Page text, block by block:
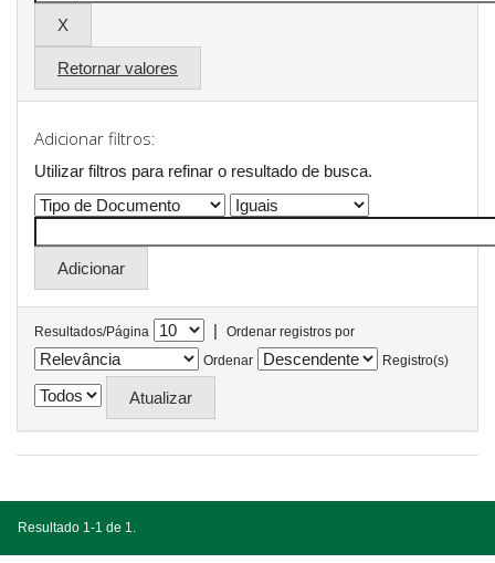
Retornar valores
Adicionar filtros:
Utilizar filtros para refinar o resultado de busca.
Resultados/Página |
Ordenar registros por
Ordenar
Registro(s)
Resultado 1-1 de 1.